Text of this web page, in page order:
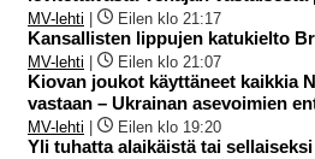
MV-lehti | Eilen klo 21:17
Kansallisten lippujen katukielto
MV-lehti | Eilen klo 21:07
Kiovan joukot käyttäneet kaikkia
vastaan – Ukrainan asevoimien
MV-lehti | Eilen klo 19:20
Yli tuhatta alaikäistä tai